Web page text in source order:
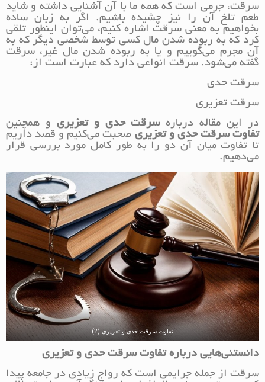
سرقت، جرمی است که همه ما با آن آشنایی داشته و شاید
طعم تلخ آن را نیز چشیده باشیم. اگر به زبان ساده
بخواهیم به معنی سرقت اشاره کنیم، می‌توان اینطور تلقی
کرد که به ربوده شدن مال کسی توسط شخصی دیگر که به
آن مجرم می‌گوییم و یا به ربوده شدن مال غیر، سرقت
گفته می‌شود. سرقت انواعی دارد که عبارت است از:
سرقت حدی
سرقت تعزیری
در این مقاله دربارهسرقت حدی و تعزیری و همچنین
تفاوت سرقت حدی و تعزیری صحبت می‌کنیم و قصد داریم
تا تفاوت میان آن دو را به طور کامل مورد بررسی قرار
می‌دهیم.
تفاوت سرقت حدی و تعزیری (2)
دانستنی‌هایی درباره تفاوت سرقت حدی و تعزیری
سرقت از جمله جرایمی است که رواج زیادی در جامعه پیدا